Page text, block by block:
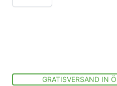
GRATISVERSAND IN